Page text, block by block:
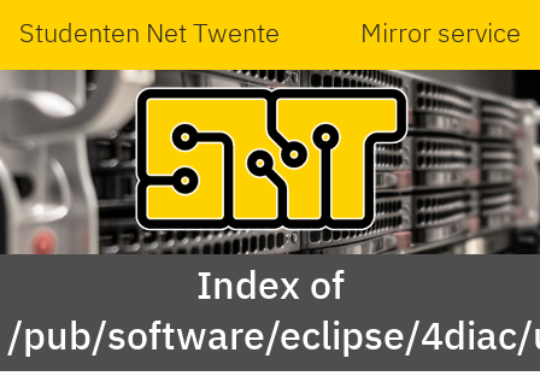
Studenten Net Twente Mirror service
Index of
/pub/software/eclipse/